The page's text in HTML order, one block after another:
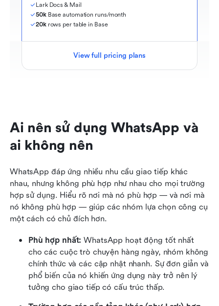
Lark Docs & Mail
50k Base automation runs/month
20k rows per table in Base
View full pricing plans
Ai nên sử dụng WhatsApp và
ai không nên
WhatsApp đáp ứng nhiều nhu cầu giao tiếp khác
nhau, nhưng không phù hợp như nhau cho mọi trường
hợp sử dụng. Hiểu rõ nơi mà nó phù hợp — và nơi mà
nó không phù hợp — giúp các nhóm lựa chọn công cụ
một cách có chủ đích hơn.
Phù hợp nhất: WhatsApp hoạt động tốt nhất
cho các cuộc trò chuyện hàng ngày, nhóm không
chính thức và các cập nhật nhanh. Sự đơn giản và
phổ biến của nó khiến ứng dụng này trở nên lý
tưởng cho giao tiếp có cấu trúc thấp.